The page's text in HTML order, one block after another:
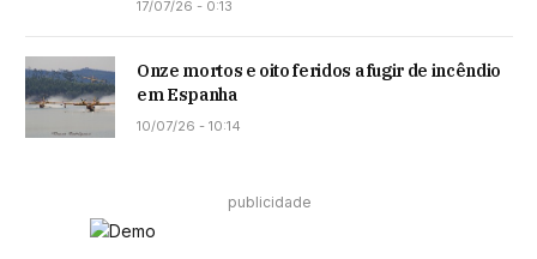
17/07/26 - 0:13
Onze mortos e oito feridos a fugir de incêndio
em Espanha
10/07/26 - 10:14
publicidade